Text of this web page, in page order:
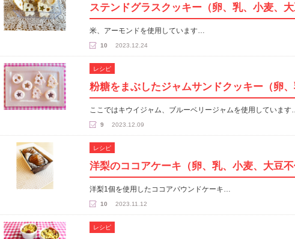
ステンドグラスクッキー（卵、乳、小麦、大
米、アーモンドを使用しています…
10 2023.12.24
レシピ
粉糖をまぶしたジャムサンドクッキー（卵、
ここではキウイジャム、ブルーベリージャムを使用していま
9 2023.12.09
レシピ
洋梨のココアケーキ（卵、乳、小麦、大豆不
洋梨1個を使用したココアパウンドケーキ…
10 2023.11.12
レシピ